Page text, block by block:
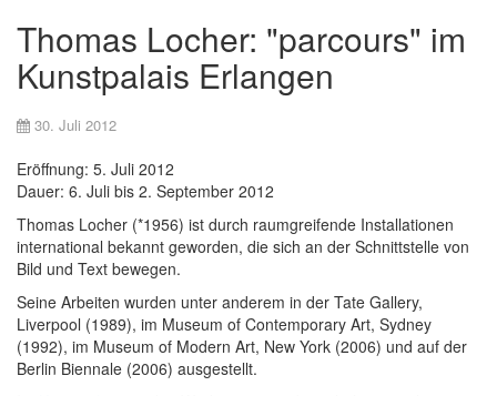
Thomas Locher: "parcours" im
Kunstpalais Erlangen
30. Juli 2012
Eröffnung: 5. Juli 2012
Dauer: 6. Juli bis 2. September 2012
Thomas Locher (*1956) ist durch raumgreifende Installationen
international bekannt geworden, die sich an der Schnittstelle von
Bild und Text bewegen.
Seine Arbeiten wurden unter anderem in der Tate Gallery,
Liverpool (1989), im Museum of Contemporary Art, Sydney
(1992), im Museum of Modern Art, New York (2006) und auf der
Berlin Biennale (2006) ausgestellt.